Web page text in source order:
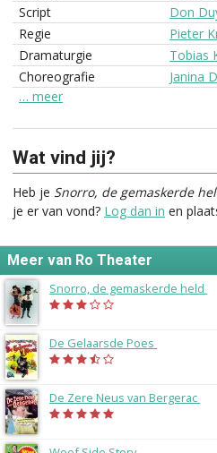
Script
Don
Regie
Pieter
Dramaturgie
Tobias
Choreografie
Janina
… meer
Wat vind jij?
Heb je Snorro, de gemaskerde
je er van vond? Log dan in en
Meer van Ro Theater
Snorro, de gemaskerde held
De Gelaarsde Poes
De Zere Neus van Bergerac